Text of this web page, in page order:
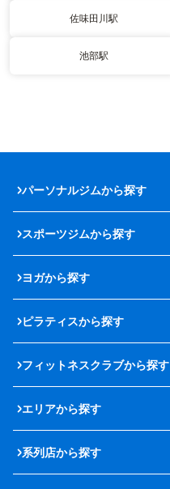
佐味田川駅
池部駅
パーソナルジムから探す
スポーツジムから探す
ヨガから探す
ピラティスから探す
フィットネスクラブから探す
エリアから探す
系列店から探す